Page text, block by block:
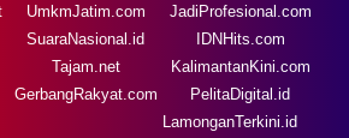
UmkmJatim.com
SuaraNasional.id
Tajam.net
GerbangRakyat.com
JadiProfesional.com
IDNHits.com
KalimantanKini.com
PelitaDigital.id
LamonganTerkini.id